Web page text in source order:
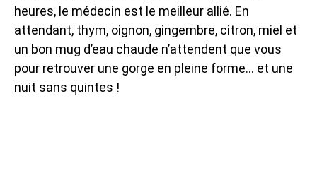
heures, le médecin est le meilleur allié. En
attendant, thym, oignon, gingembre, citron, miel et
un bon mug d’eau chaude n’attendent que vous
pour retrouver une gorge en pleine forme… et une
nuit sans quintes !